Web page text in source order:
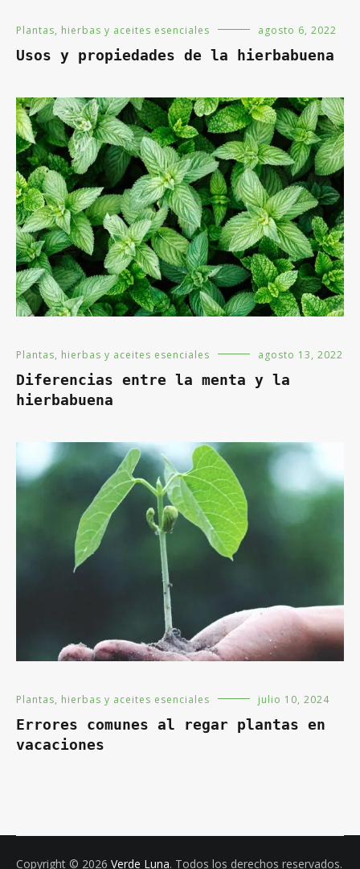
Plantas, hierbas y aceites esenciales agosto 6, 2022
Usos y propiedades de la hierbabuena
Plantas, hierbas y aceites esenciales agosto 13, 2022
Diferencias entre la menta y la
hierbabuena
Plantas, hierbas y aceites esenciales julio 10, 2024
Errores comunes al regar plantas en
vacaciones
Copyright © 2026 Verde Luna. Todos los derechos reservados.